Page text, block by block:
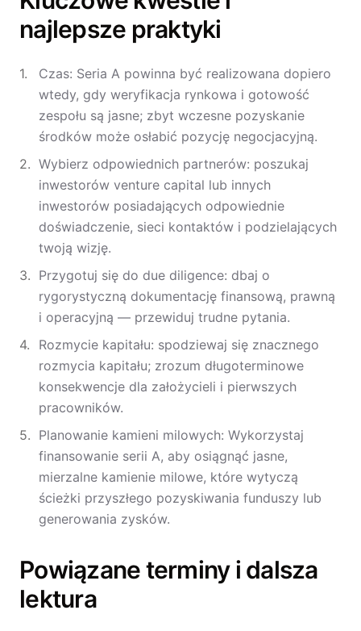
najlepsze praktyki
Czas: Seria A powinna być realizowana dopiero
wtedy, gdy weryfikacja rynkowa i gotowość
zespołu są jasne; zbyt wczesne pozyskanie
środków może osłabić pozycję negocjacyjną.
Wybierz odpowiednich partnerów: poszukaj
inwestorów venture capital lub innych
inwestorów posiadających odpowiednie
doświadczenie, sieci kontaktów i podzielających
twoją wizję.
Przygotuj się do due diligence: dbaj o
rygorystyczną dokumentację finansową, prawną
i operacyjną — przewiduj trudne pytania.
Rozmycie kapitału: spodziewaj się znacznego
rozmycia kapitału; zrozum długoterminowe
konsekwencje dla założycieli i pierwszych
pracowników.
Planowanie kamieni milowych: Wykorzystaj
finansowanie serii A, aby osiągnąć jasne,
mierzalne kamienie milowe, które wytyczą
ścieżki przyszłego pozyskiwania funduszy lub
generowania zysków.
Powiązane terminy i dalsza
lektura